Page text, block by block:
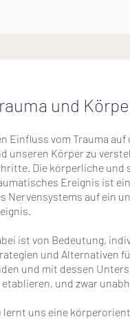
und
Einfluss vom Trauma
unseren Körper zu
Die körperliche und
Ereignis ist
Nervensystems auf ein
ist von Bedeutung,
und Alternativen
und mit dessen
etablieren, und zwar
lernt uns eine